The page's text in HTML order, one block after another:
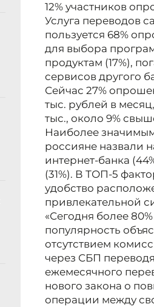
12% участников
Услуга переводов
пользуется 68%
для выбора
продуктам (17%),
сервисов другого
Сейчас 27%
тыс. рублей в
тыс., около 9%
Наиболее
россияне назвали
интернет-банка
(31%). В ТОП-5
удобство
привлекательной
«Сегодня более
популярность
отсутствием
через СБП
ежемесячного
нового закона о
операции между